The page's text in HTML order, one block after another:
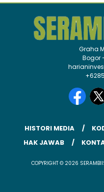
Graha
Bogor
HISTORI MEDIA
HAK JAWAB
COPYRIGHT © 2026